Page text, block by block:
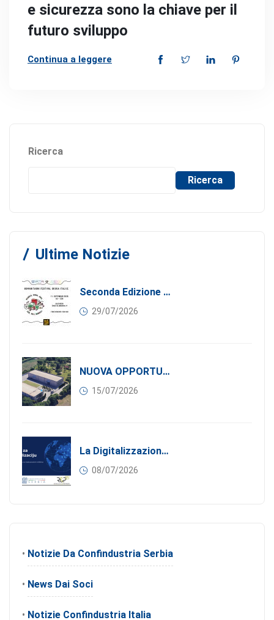
e sicurezza sono la chiave per il
futuro sviluppo
Continua a leggere
Ricerca
Ricerca
Ultime Notizie
Seconda Edizione Di MANGIA. DONA. AMA: Quando La Gastronomia Incontra La Solidarietà, 11 Settembre 2026
29/07/2026
NUOVA OPPORTUNITÀ DI BUSINESS PER I SOCI DI CONFINDUSTRIA SERBIA: Affitasi Un Moderno Capannone Industriale A Pančevo – 1.200 M² Nella Zona Industriale
15/07/2026
La Digitalizzazione Come Motore Dell’internazionalizzazione
08/07/2026
• Notizie Da Confindustria Serbia
• News Dai Soci
• Notizie Confindustria Italia